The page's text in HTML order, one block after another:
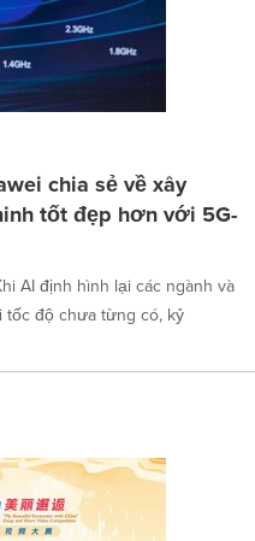
chia sẻ về xây
tốt đẹp hơn với 5G-
AI định hình lại các ngành và
độ chưa từng có, kỷ